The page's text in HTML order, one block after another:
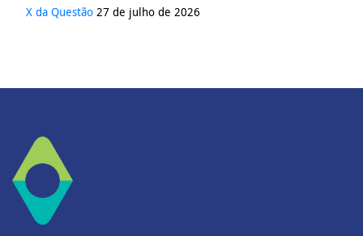
X da Questão 27 de julho de 2026